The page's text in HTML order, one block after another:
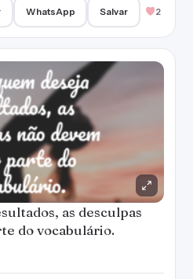
WhatsApp Salvar 2
as desculpas
do vocabulário.